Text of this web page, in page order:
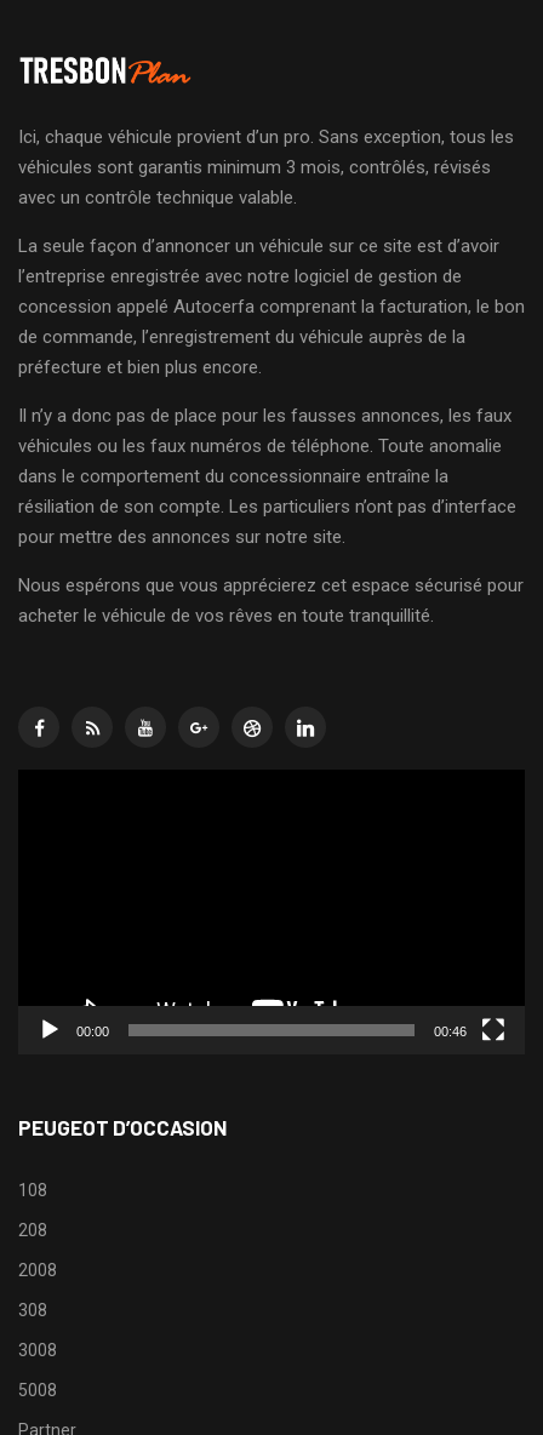
Ici, chaque véhicule provient d’un pro. Sans exception, tous les
véhicules sont garantis minimum 3 mois, contrôlés, révisés
avec un contrôle technique valable.
La seule façon d’annoncer un véhicule sur ce site est d’avoir
l’entreprise enregistrée avec notre logiciel de gestion de
concession appelé Autocerfa comprenant la facturation, le bon
de commande, l’enregistrement du véhicule auprès de la
préfecture et bien plus encore.
Il n’y a donc pas de place pour les fausses annonces, les faux
véhicules ou les faux numéros de téléphone. Toute anomalie
dans le comportement du concessionnaire entraîne la
résiliation de son compte. Les particuliers n’ont pas d’interface
pour mettre des annonces sur notre site.
Nous espérons que vous apprécierez cet espace sécurisé pour
acheter le véhicule de vos rêves en toute tranquillité.
00:00 00:46
PEUGEOT D’OCCASION
108
208
2008
308
3008
5008
Partner